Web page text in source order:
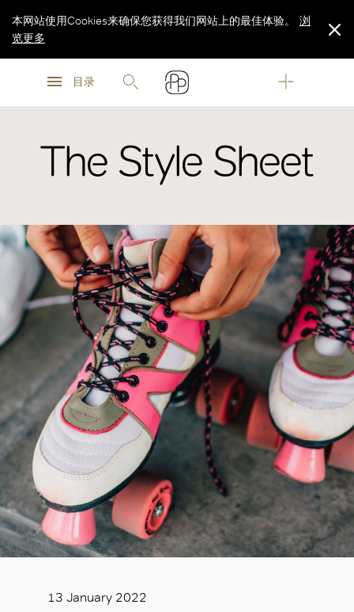
浏
目录
本网站使用Cookies来确保您获得我们网站上的最佳体验。
浏
览更多
The Style Sheet
13 January 2022